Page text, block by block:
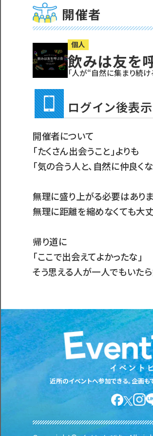
開催者
個人
飲みは友を
「人が“自然に集まり続け
ログイン後表示
開催者について
「たくさん出会うこと」よりも
「気の合う人と、自然に仲良く
無理に盛り上がる必要はありま
無理に距離を縮めなくても大丈
帰り道に
「ここで出会えてよかったな」
そう思える人が一人でもいたら
近所のイベントへ参加できる。企画も